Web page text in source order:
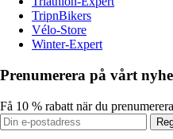
TripnBikers
Vélo-Store
Winter-Expert
Prenumerera på vårt
Få 10 % rabatt när du